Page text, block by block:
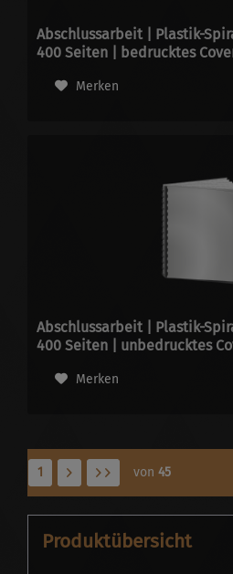
Abschlussarbeit | Plastik-
400 Seiten | bedrucktes
Merken
Abschlussarbeit | Plastik-
400 Seiten | unbedrucktes
Merken
1 von 45
Produktübersicht